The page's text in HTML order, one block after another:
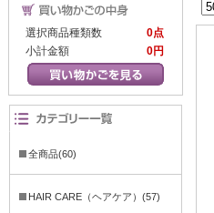
選択商品種類数
0点
小計金額
0円
全商品(60)
HAIR CARE（ヘアケア）(57)